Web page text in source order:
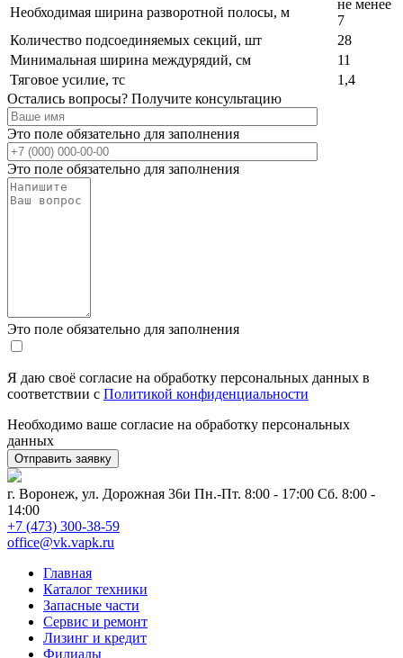
Необходимая ширина разворотной полосы, м
не менее
7
Количество подсоединяемых секций, шт
28
Минимальная ширина междурядий, см
11
Тяговое усилие, тс
1,4
Остались вопросы? Получите консультацию
Это поле обязательно для заполнения
Это поле обязательно для заполнения
Это поле обязательно для заполнения
Я даю своё согласие на обработку персональных данных в
соответствии с Политикой конфиденциальности
Необходимо ваше согласие на обработку персональных
данных
г. Воронеж, ул. Дорожная 36и Пн.-Пт. 8:00 - 17:00 Сб. 8:00 -
14:00
+7 (473) 300-38-59
office@vk.vapk.ru
Главная
Каталог техники
Запасные части
Сервис и ремонт
Лизинг и кредит
Филиалы